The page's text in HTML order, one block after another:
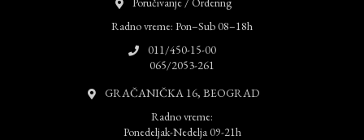
Radno vreme: Pon–Sub 08–18h
011/450-15-00
065/2053-261
GRAČANIČKA 16, BEOGRAD
Radno vreme:
Ponedeljak-Nedelja 09-21h